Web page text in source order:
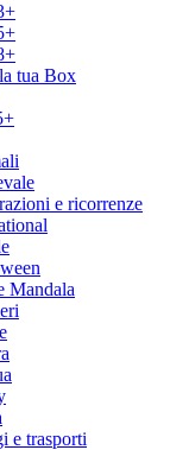
tua Box
e ricorrenze
Mandala
e trasporti